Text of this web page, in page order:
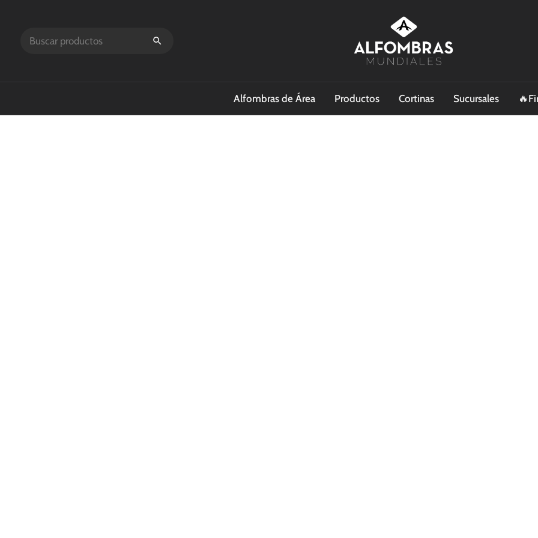
Alfombras de Área Productos Cortinas Sucursales